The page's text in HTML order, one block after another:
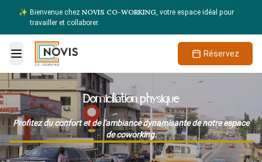
✨ Bienvenue chez NOVIS CO-WORKING, votre espace idéal pour
travailler et collaborer.
Toggle Menu
Réservez
Domiciliation physique
Profitez du confort et de l'ambiance dynamisante de notre espace
de coworking.